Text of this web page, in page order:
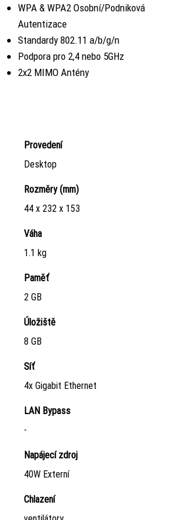
WPA & WPA2 Osobní/Podniková
Autentizace
Standardy 802.11 a/b/g/n
Podpora pro 2,4 nebo 5GHz
2x2 MIMO Antény
Provedení
Desktop
Rozměry (mm)
44 x 232 x 153
Váha
1.1 kg
Paměť
2 GB
Úložiště
8 GB
Síť
4x Gigabit Ethernet
LAN Bypass
-
Napájecí zdroj
40W Externí
Chlazení